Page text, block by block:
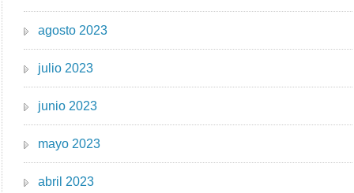
agosto 2023
julio 2023
junio 2023
mayo 2023
abril 2023